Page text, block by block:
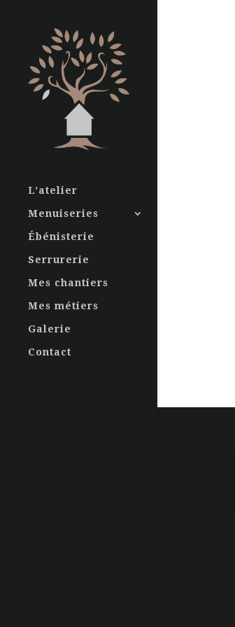
L’atelier
Menuiseries
Ébénisterie
Serrurerie
Mes chantiers
Mes métiers
Galerie
Contact